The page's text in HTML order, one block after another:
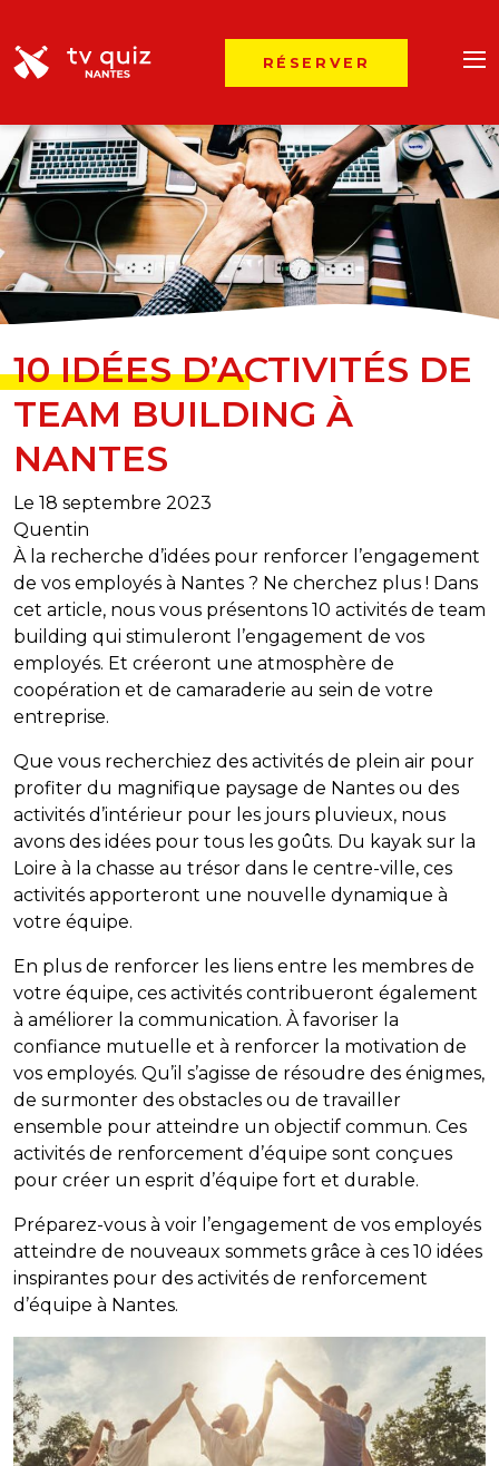
RÉSERVER
10 IDÉES D’ACTIVITÉS DE
TEAM BUILDING À
NANTES
Le 18 septembre 2023
Quentin
À la recherche d’idées pour renforcer l’engagement
de vos employés à Nantes ? Ne cherchez plus ! Dans
cet article, nous vous présentons 10 activités de team
building qui stimuleront l’engagement de vos
employés. Et créeront une atmosphère de
coopération et de camaraderie au sein de votre
entreprise.
Que vous recherchiez des activités de plein air pour
profiter du magnifique paysage de Nantes ou des
activités d’intérieur pour les jours pluvieux, nous
avons des idées pour tous les goûts. Du kayak sur la
Loire à la chasse au trésor dans le centre-ville, ces
activités apporteront une nouvelle dynamique à
votre équipe.
En plus de renforcer les liens entre les membres de
votre équipe, ces activités contribueront également
à améliorer la communication. À favoriser la
confiance mutuelle et à renforcer la motivation de
vos employés. Qu’il s’agisse de résoudre des énigmes,
de surmonter des obstacles ou de travailler
ensemble pour atteindre un objectif commun. Ces
activités de renforcement d’équipe sont conçues
pour créer un esprit d’équipe fort et durable.
Préparez-vous à voir l’engagement de vos employés
atteindre de nouveaux sommets grâce à ces 10 idées
inspirantes pour des activités de renforcement
d’équipe à Nantes.